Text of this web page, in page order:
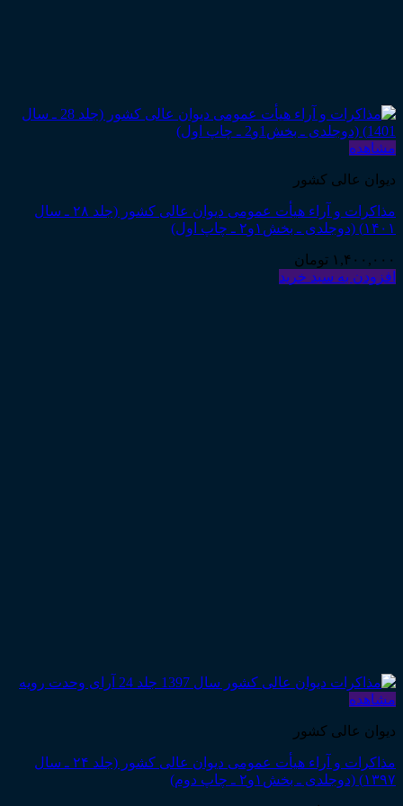
مشاهده
دیوان عالی کشور
مذاکرات و آراء هیأت عمومی دیوان عالی کشور (جلد ۲۸ ـ سال
۱۴۰۱) (دوجلدی ـ بخش۱و۲ ـ چاپ اول)
۱,۴۰۰,۰۰۰ تومان
افزودن به سبد خرید
مشاهده
دیوان عالی کشور
مذاکرات و آراء هیأت عمومی دیوان عالی کشور (جلد ۲۴ ـ سال
۱۳۹۷) (دوجلدی ـ بخش۱و۲ ـ چاپ دوم)